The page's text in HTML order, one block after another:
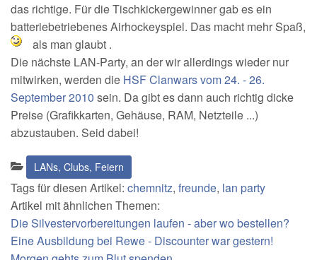
das richtige. Für die Tischkickergewinner gab es ein
batteriebetriebenes Airhockeyspiel. Das macht mehr Spaß,
als man glaubt .
Die nächste LAN-Party, an der wir allerdings wieder nur
mitwirken, werden die HSF Clanwars vom 24. - 26.
September 2010 sein. Da gibt es dann auch richtig dicke
Preise (Grafikkarten, Gehäuse, RAM, Netzteile ...)
abzustauben. Seid dabei!
Kategorien:
LANs, Clubs, Feiern
Tags für diesen Artikel: chemnitz, freunde, lan party
Artikel mit ähnlichen Themen:
Die Silvestervorbereitungen laufen - aber wo bestellen?
Eine Ausbildung bei Rewe - Discounter war gestern!